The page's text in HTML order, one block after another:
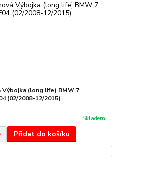
Výbojka (long life) BMW 7
(02/2008-12/2015)
Skladem
Přidat do košíku